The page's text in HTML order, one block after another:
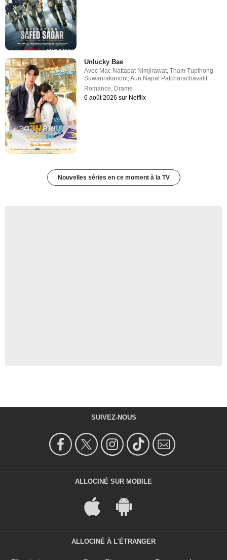
Unlucky Bae
Avec Mac Nattapat Nimjirawat,Tham Tupthong
Suwanrakanont,Aun Napat Patcharachavalit
Romance, Drame
6 août 2026 sur Netflix
Nouvelles séries en ce moment à la TV
SUIVEZ-NOUS
ALLOCINÉ SUR MOBILE
ALLOCINÉ À L'ÉTRANGER